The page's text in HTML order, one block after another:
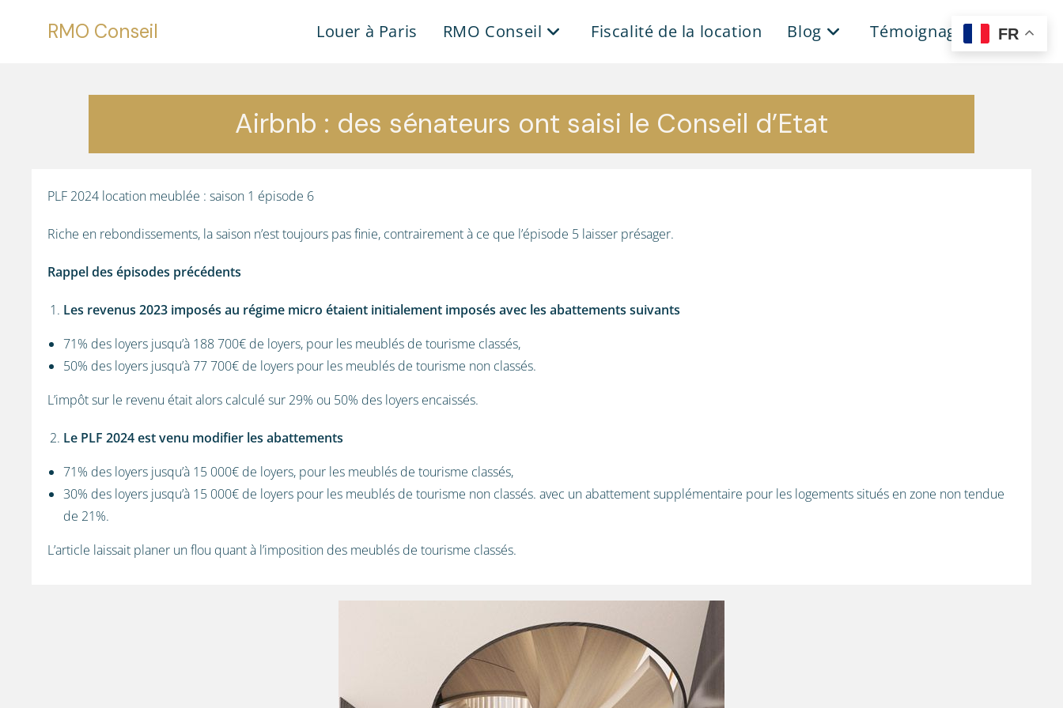
RMO Conseil Louer à Paris RMO Conseil Fiscalité de la location Blog Témoignages
Airbnb : des sénateurs ont saisi le Conseil d’Etat
PLF 2024 location meublée : saison 1 épisode 6
Riche en rebondissements, la saison n’est toujours pas finie, contrairement à ce que l’épisode 5 laisser présager.
Rappel des épisodes précédents
Les revenus 2023 imposés au régime micro étaient initialement imposés avec les abattements suivants
71% des loyers jusqu’à 188 700€ de loyers, pour les meublés de tourisme classés,
50% des loyers jusqu’à 77 700€ de loyers pour les meublés de tourisme non classés.
L’impôt sur le revenu était alors calculé sur 29% ou 50% des loyers encaissés.
Le PLF 2024 est venu modifier les abattements
71% des loyers jusqu’à 15 000€ de loyers, pour les meublés de tourisme classés,
30% des loyers jusqu’à 15 000€ de loyers pour les meublés de tourisme non classés. avec un abattement supplémentaire pour les logements situés en zone non tendue
de 21%.
L’article laissait planer un flou quant à l’imposition des meublés de tourisme classés.
FR